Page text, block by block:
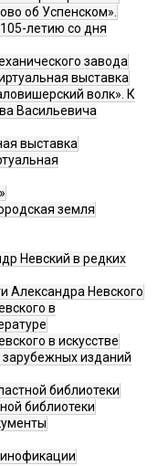
об Успенском».
летию со дня
завода
выставка
волк». К
Васильевича
выставка
земля
Невский в редких
Александра Невского
в
в искусстве
зарубежных изданий
библиотеки
библиотеки